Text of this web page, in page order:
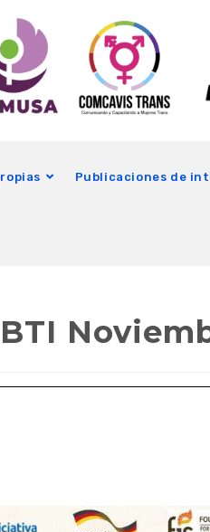
Publicaciones de